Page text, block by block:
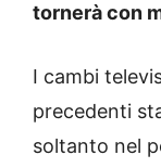
tornerà con
I cambi
precedenti
soltanto nel